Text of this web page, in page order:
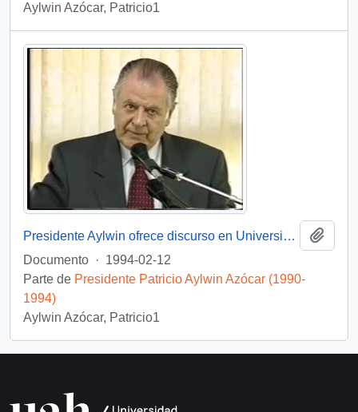
Aylwin Azócar, Patricio1
Presidente Aylwin ofrece discurso en Universidad de Concepción: video
Documento · 1994-02-12
Parte de Presidente Patricio Aylwin Azócar (1990-
1994)
Aylwin Azócar, Patricio1